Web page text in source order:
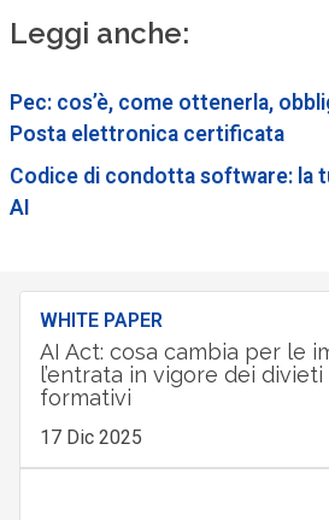
Leggi anche:
Pec: cos’è, come ottenerla,
Posta elettronica certificata
Codice di condotta software: la
AI
WHITE PAPER
AI Act: cosa cambia per le
l’entrata in vigore dei
formativi
17 Dic 2025